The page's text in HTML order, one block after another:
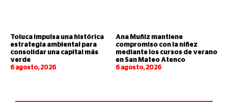
Toluca impulsa una histórica
estrategia ambiental para
consolidar una capital más
verde
6 agosto, 2026
Ana Muñiz mantiene
compromiso con la niñez
mediante los cursos de verano
en San Mateo Atenco
6 agosto, 2026